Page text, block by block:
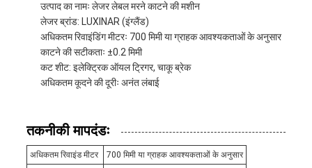
उत्पाद का नामः लेजर लेबल मरने काटने की मशीन
लेजर ब्रांड: LUXINAR (इंग्लैंड)
अधिकतम रिवाइंडिंग मीटरः 700 मिमी या ग्राहक आवश्यकताओं के अनुसार
काटने की सटीकताः ±0.2 मिमी
कट शीट: इलेक्ट्रिक ऑयल ट्रिगर, चाकू ब्रेक
अधिकतम कूदने की दूरीः अनंत लंबाई
तकनीकी मापदंडः
अधिकतम रिवाइंड मीटर
700 मिमी या ग्राहक आवश्यकताओं के अनुसार